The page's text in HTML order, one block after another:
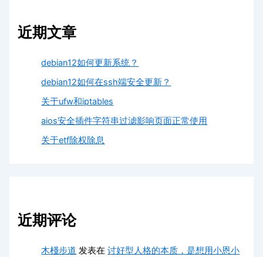
近期文章
debian12如何更新系统？
debian12如何在ssh端安全更新？
关于ufw和iptables
aios安全插件字符串过滤影响页面正常使用
关于etf除权除息
近期评论
木棧步道 发表在讨好型人格的本质，是想用小恩小